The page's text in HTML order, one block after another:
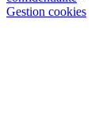
Gestion cookies